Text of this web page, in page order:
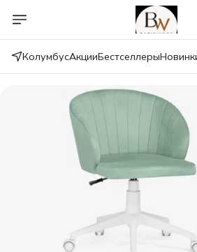
КолумбусАкцииБестселлеры